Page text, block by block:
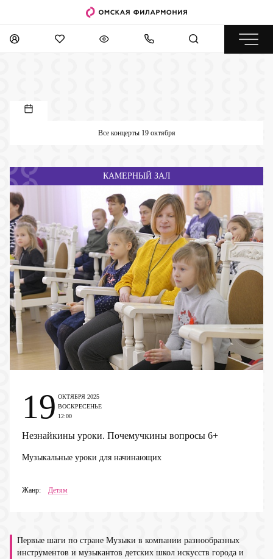
Все концерты 19 октября
КАМЕРНЫЙ ЗАЛ
Незнайкины уроки. Почемучкины вопросы 6+
Музыкальные уроки для начинающих
Жанр: Детям
19 ОКТЯБРЯ 2025
ВОСКРЕСЕНЬЕ
12:00
Первые шаги по стране Музыки в компании разнообразных
инструментов и музыкантов детских школ искусств города и